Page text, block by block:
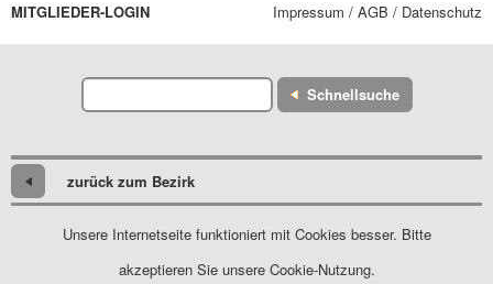
MITGLIEDER-LOGIN Impressum / AGB / Datenschutz
Schnellsuche
zurück zum Bezirk
Unsere Internetseite funktioniert mit Cookies besser. Bitte
akzeptieren Sie unsere Cookie-Nutzung.